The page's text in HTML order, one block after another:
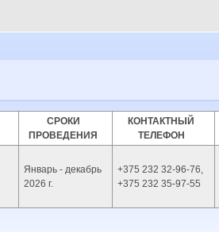
СРОКИ
ПРОВЕДЕНИЯ
КОНТАКТНЫЙ
ТЕЛЕФОН
Январь - декабрь
2026 г.
+375 232 32-96-76,
+375 232 35-97-55